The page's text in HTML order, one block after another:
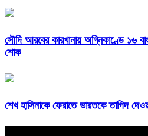
সৌদি আরবের কারখানায় অগ্নিকাণ্ডে ১৬
শোক
শেখ হাসিনাকে ফেরাতে ভারতকে তাগিদ